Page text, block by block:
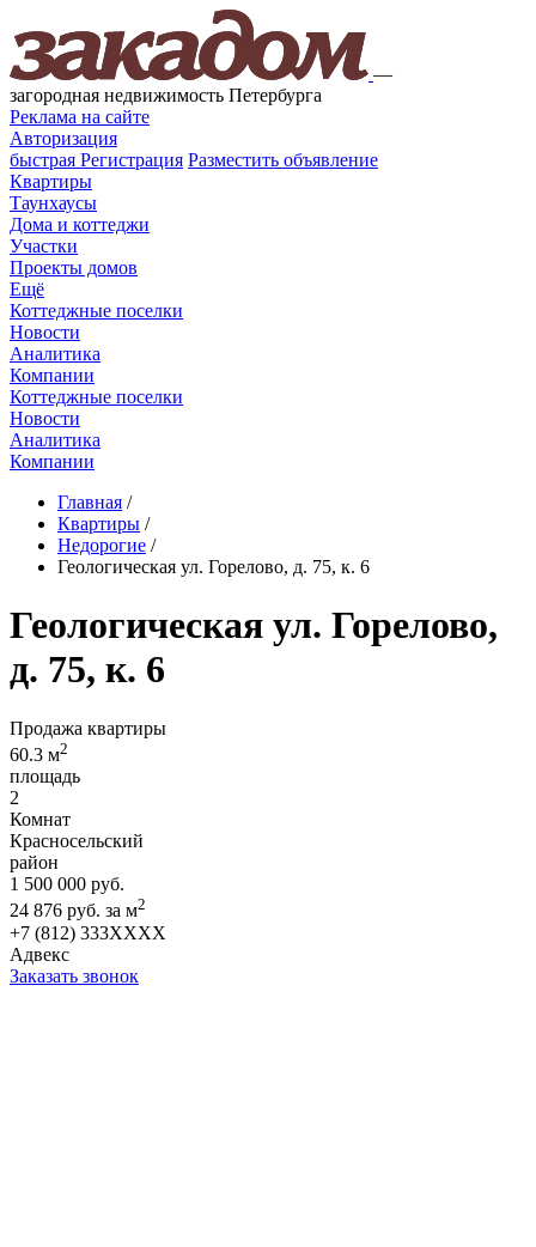
—
загородная недвижимость Петербурга
Реклама на сайте
Авторизация
быстрая Регистрация Разместить объявление
Квартиры
Таунхаусы
Дома и коттеджи
Участки
Проекты домов
Ещё
Коттеджные поселки
Новости
Аналитика
Компании
Коттеджные поселки
Новости
Аналитика
Компании
Главная /
Квартиры /
Недорогие /
Геологическая ул. Горелово, д. 75, к. 6
Геологическая ул. Горелово,
д. 75, к. 6
Продажа квартиры
60.3 м2
площадь
2
Комнат
Красносельский
район
1 500 000 руб.
24 876 руб. за м2
+7 (812) 333XXXX
Адвекс
Заказать звонок